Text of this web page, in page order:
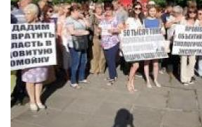
Кировскую
область